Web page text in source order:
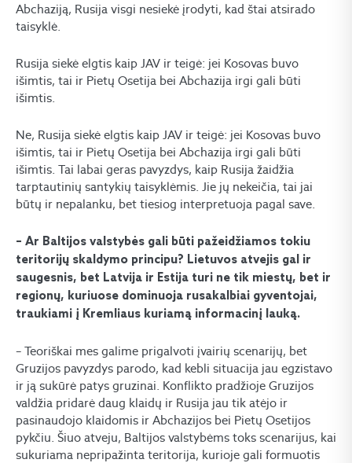
Abchaziją, Rusija visgi nesiekė įrodyti, kad štai atsirado
taisyklė.
Rusija siekė elgtis kaip JAV ir teigė: jei Kosovas buvo
išimtis, tai ir Pietų Osetija bei Abchazija irgi gali būti
išimtis.
Ne, Rusija siekė elgtis kaip JAV ir teigė: jei Kosovas buvo
išimtis, tai ir Pietų Osetija bei Abchazija irgi gali būti
išimtis. Tai labai geras pavyzdys, kaip Rusija žaidžia
tarptautinių santykių taisyklėmis. Jie jų nekeičia, tai jai
būtų ir nepalanku, bet tiesiog interpretuoja pagal save.
– Ar Baltijos valstybės gali būti pažeidžiamos tokiu
teritorijų skaldymo principu? Lietuvos atvejis gal ir
saugesnis, bet Latvija ir Estija turi ne tik miestų, bet ir
regionų, kuriuose dominuoja rusakalbiai gyventojai,
traukiami į Kremliaus kuriamą informacinį lauką.
– Teoriškai mes galime prigalvoti įvairių scenarijų, bet
Gruzijos pavyzdys parodo, kad kebli situacija jau egzistavo
ir ją sukūrė patys gruzinai. Konflikto pradžioje Gruzijos
valdžia pridarė daug klaidų ir Rusija jau tik atėjo ir
pasinaudojo klaidomis ir Abchazijos bei Pietų Osetijos
pykčiu. Šiuo atveju, Baltijos valstybėms toks scenarijus, kai
sukuriama nepripažinta teritorija, kurioje gali formuotis